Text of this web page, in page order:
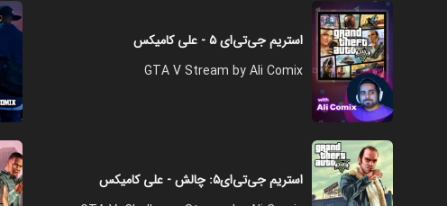
استریم جی‌تی‌ای ۵ - علی کامیکس
GTA V Stream by Ali Comix
استریم جی‌تی‌ای۵: چالش - علی کامیکس